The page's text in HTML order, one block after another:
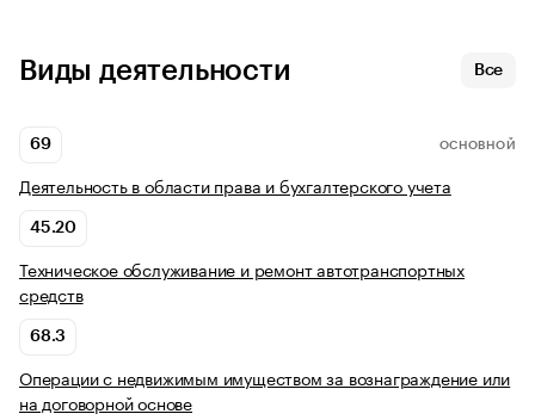
Виды деятельности Все
69 ОСНОВНОЙ
Деятельность в области права и бухгалтерского учета
45.20
Техническое обслуживание и ремонт автотранспортных
средств
68.3
Операции с недвижимым имуществом за вознаграждение или
на договорной основе